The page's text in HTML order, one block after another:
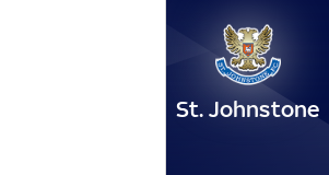
St. Johnstone